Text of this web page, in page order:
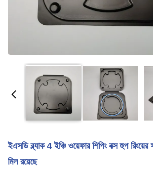
ইএসডি ব্ল্যাক 4 ইঞ্চি ওয়েফার শিপিং বক্স হুপ রিংয়ের
মিল রয়েছে